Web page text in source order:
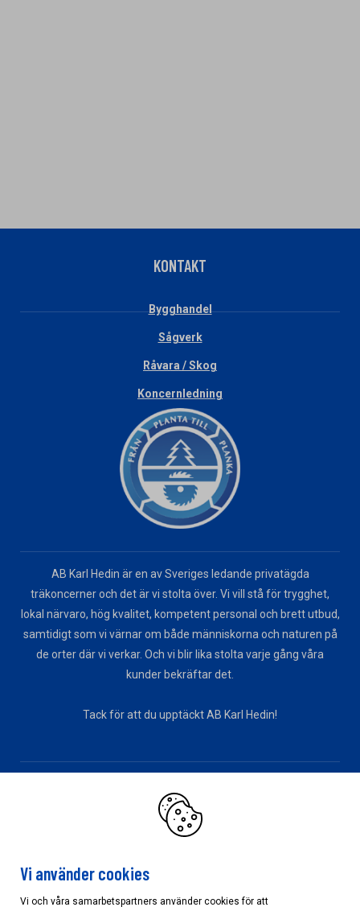
KONTAKT
Bygghandel
Sågverk
Råvara / Skog
Koncernledning
AB Karl Hedin är en av Sveriges ledande privatägda
träkoncerner och det är vi stolta över. Vi vill stå för trygghet,
lokal närvaro, hög kvalitet, kompetent personal och brett utbud,
samtidigt som vi värnar om både människorna och naturen på
de orter där vi verkar. Och vi blir lika stolta varje gång våra
kunder bekräftar det.
Tack för att du upptäckt AB Karl Hedin!
Bygghandel
Vi använder cookies
Vi och våra samarbetspartners använder cookies för att